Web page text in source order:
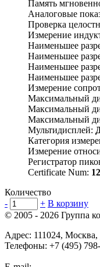
Память
Аналоговые
Проверка
Измерение
Наименьшее
Наименьшее
Наименьшее
Наименьшее
Измерение
Максимальный
Максимальный
Максимальный
Мультидисплей:
Категория
Измерение
Регистратор
Certificate Num:
Количество
-
+ В корзину
© 2005 - 2026 Группа
Адрес: 111024, Москва,
Телефоны: +7 (495)